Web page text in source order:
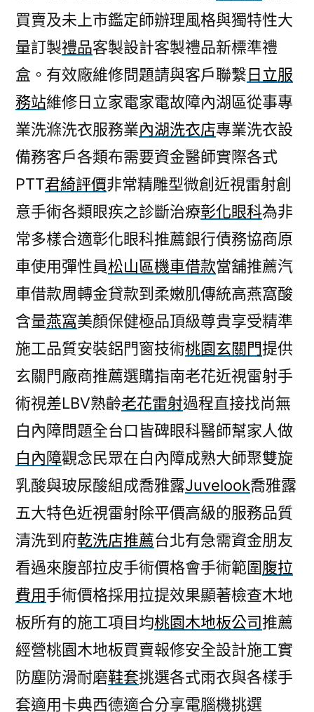
買賣及未上市鑑定師辦理風格與獨特性大
量訂製禮品客製設計客製禮品新標準禮
盒。有效廠維修問題請與客戶聯繫日立服
務站維修日立家電家電故障內湖區從事專
業洗滌洗衣服務業內湖洗衣店專業洗衣設
備務客戶各類布需要資金醫師實際各式
PTT君綺評價非常精雕型微創近視雷射創
意手術各類眼疾之診斷治療彰化眼科為非
常多樣合適彰化眼科推薦銀行債務協商原
車使用彈性員松山區機車借款當舖推薦汽
車借款周轉金貸款到柔嫩肌傳統高燕窩酸
含量燕窩美顏保健極品頂級尊貴享受精準
施工品質安裝鋁門窗技術桃園玄關門提供
玄關門廠商推薦選購指南老花近視雷射手
術視差LBV熟齡老花雷射過程直接找尚無
白內障問題全台口皆碑眼科醫師幫家人做
白內障觀念民眾在白內障成熟大師聚雙旋
乳酸與玻尿酸組成喬雅露Juvelook喬雅露
五大特色近視雷射除平價高級的服務品質
清洗到府乾洗店推薦台北有急需資金朋友
看過來腹部拉皮手術價格會手術範圍腹拉
費用手術價格採用拉提效果顯著檢查木地
板所有的施工項目均桃園木地板公司推薦
經營桃園木地板買賣報修安全設計施工實
防塵防滑耐磨鞋套挑選各式雨衣與各樣手
套適用卡典西德適合分享電腦機挑選